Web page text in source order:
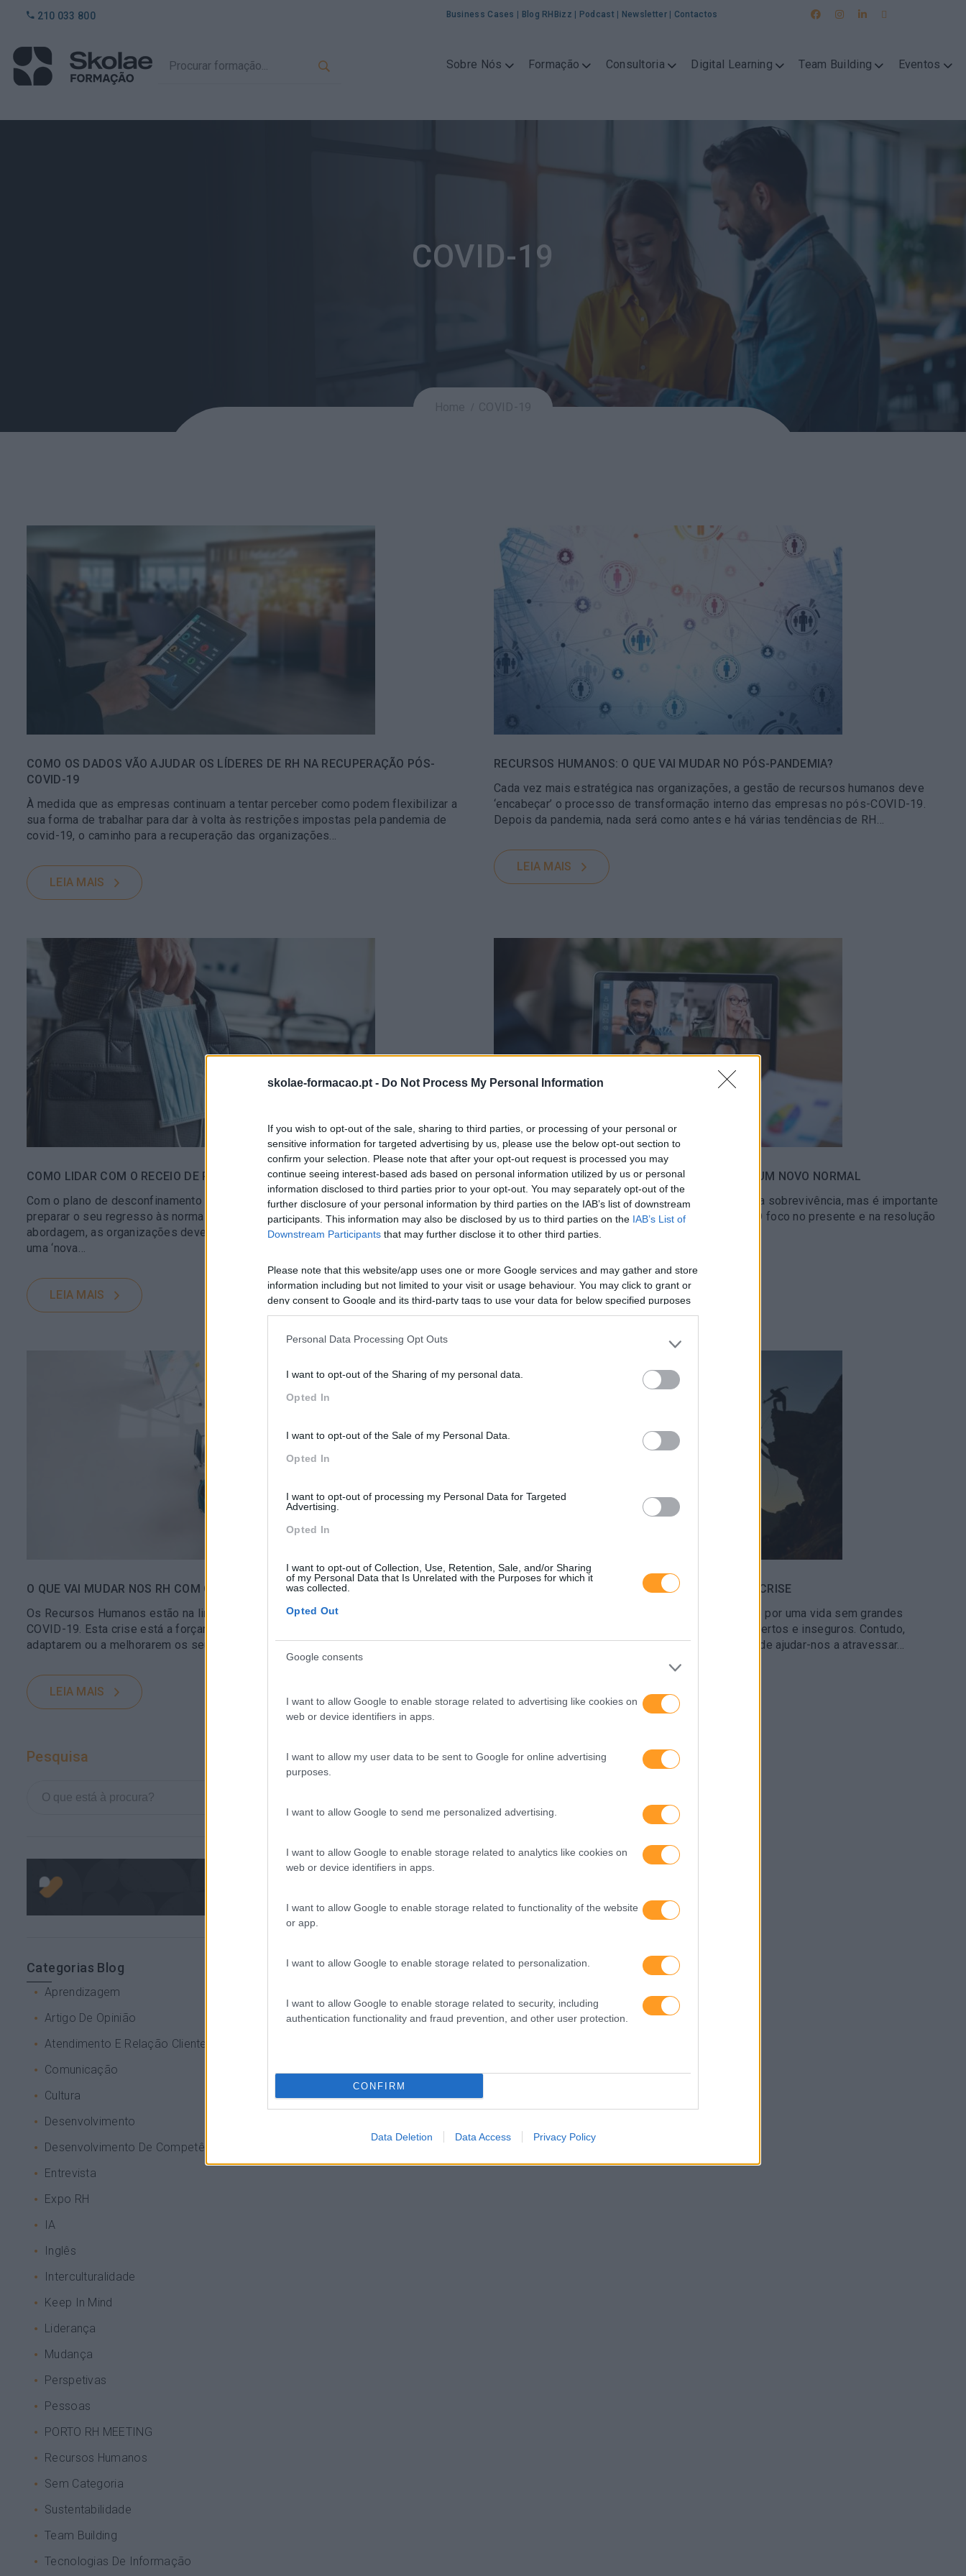
skolae-formacao.pt - Do Not Process My Personal Information
If you wish to opt-out of the sale, sharing to third parties, or processing of your personal or
sensitive information for targeted advertising by us, please use the below opt-out section to
confirm your selection. Please note that after your opt-out request is processed you may
continue seeing interest-based ads based on personal information utilized by us or personal
information disclosed to third parties prior to your opt-out. You may separately opt-out of the
further disclosure of your personal information by third parties on the IAB’s list of downstream
participants. This information may also be disclosed by us to third parties on the IAB’s List of
Downstream Participants that may further disclose it to other third parties.
Please note that this website/app uses one or more Google services and may gather and store
information including but not limited to your visit or usage behaviour. You may click to grant or
deny consent to Google and its third-party tags to use your data for below specified purposes
in below Google consent section.
Personal Data Processing Opt Outs
I want to opt-out of the Sharing of my personal data.
Opted In
I want to opt-out of the Sale of my Personal Data.
Opted In
I want to opt-out of processing my Personal Data for Targeted
Advertising.
Opted In
I want to opt-out of Collection, Use, Retention, Sale, and/or Sharing
of my Personal Data that Is Unrelated with the Purposes for which it
was collected.
Opted Out
Google consents
I want to allow Google to enable storage related to advertising like cookies on
web or device identifiers in apps.
I want to allow my user data to be sent to Google for online advertising
purposes.
I want to allow Google to send me personalized advertising.
I want to allow Google to enable storage related to analytics like cookies on
web or device identifiers in apps.
I want to allow Google to enable storage related to functionality of the website
or app.
I want to allow Google to enable storage related to personalization.
I want to allow Google to enable storage related to security, including
authentication functionality and fraud prevention, and other user protection.
CONFIRM
Data Deletion Data Access Privacy Policy
210 033 800 Business Cases Blog RHBizz Podcast Newsletter| Contactos
Sobre Nós Formação Consultoria Digital Learning Team Building Eventos
COVID-19
COMO OS DADOS VÃO AJUDAR OS LÍDERES DE RH NA RECUPERAÇÃO PÓS-
COVID-19
À medida que as empresas continuam a tentar perceber como podem flexibilizar a
sua forma de trabalhar para dar à volta às restrições impostas pela pandemia de
covid-19, o caminho para a recuperação das organizações…
LEIA MAIS
RECURSOS HUMANOS: O QUE VAI MUDAR NO PÓS-PANDEMIA?
Cada vez mais estratégica nas organizações, a gestão de recursos humanos deve
‘encabeçar’ o processo de transformação interno das empresas no pós-COVID-19.
Depois da pandemia, nada será como antes e há várias tendências de RH…
LEIA MAIS
COMO LIDAR COM O RECEIO DE REGRESSAR À ‘VIDA NORMAL’
Com o plano de desconfinamento em curso, algumas empresas começam agora a
preparar o seu regresso às normais rotinas de trabalho. Independentemente da
abordagem, as organizações devem ser capazes de reconhecer que enfrentamos
uma ‘nova…
LEIA MAIS
COMO PREPARAR A FORÇA DE TRABALHO PARA UM NOVO NORMAL
Para muitas organizações esta é altura de lutar pela sobrevivência, mas é importante
que as empresas não deixem de planear o futuro. O foco no presente e na resolução
de problemas imediatos é essencial, mas…
LEIA MAIS
O QUE VAI MUDAR NOS RH COM O COVID-19
Os Recursos Humanos estão na linha da frente da resposta das empresas ao
COVID-19. Esta crise está a forçar quase todas as organizações a desenvolverem, a
adaptarem ou a melhorarem os seus procedimentos e políticas…
LEIA MAIS
A IMPORTÂNCIA DA CONFIANÇA EM TEMPOS DE CRISE
Como seres humanos, ansiamos por estabilidade e por uma vida sem grandes
perturbações, mas os tempos que vivemos são incertos e inseguros. Contudo,
depositar a nossa confiança em algo ou alguém pode ajudar-nos a atravessar…
Pesquisa
Categorias Blog
Aprendizagem
Artigo De Opinião
Atendimento E Relação Cliente
Comunicação
Cultura
Desenvolvimento
Desenvolvimento De Competências
Entrevista
Expo RH
IA
Inglês
Interculturalidade
Keep In Mind
Liderança
Mudança
Perspetivas
Pessoas
PORTO RH MEETING
Recursos Humanos
Sem Categoria
Sustentabilidade
Team Building
Tecnologias De Informação